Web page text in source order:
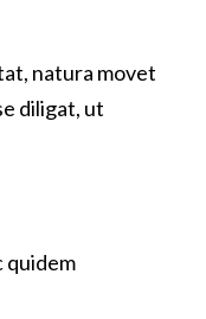
natura movet
diligat, ut
quidem